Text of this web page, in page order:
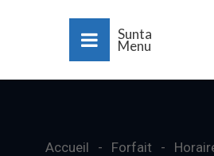
Sunta
Menu
Accueil Forfait